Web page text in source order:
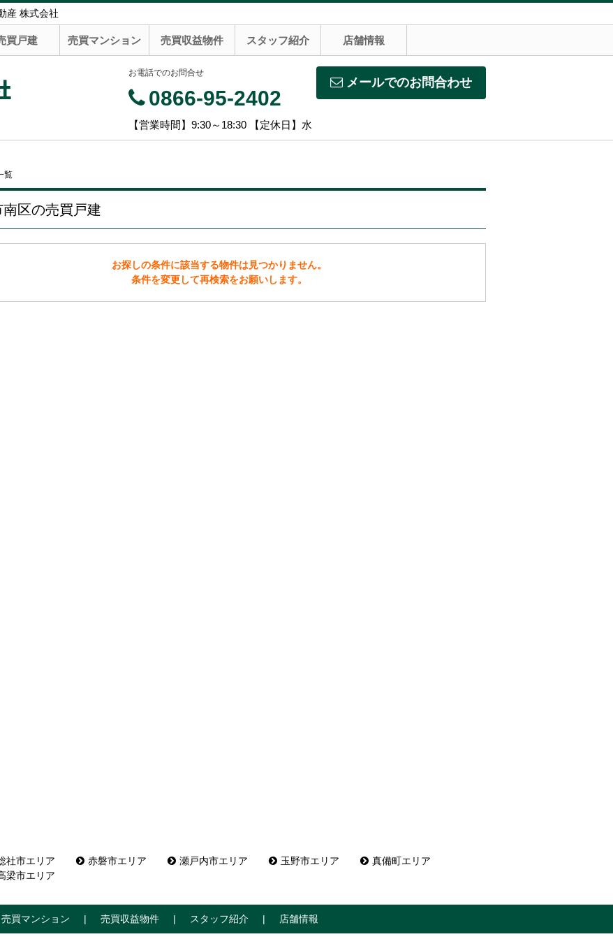
産 株式会社
買戸建 売買マンション 売買収益物件 スタッフ紹介 店舗情報
メールでのお問合わせ
お電話でのお問合せ
0866-95-2402
【営業時間】9:30～18:30 【定休日】水
覧
南区の売買戸建
お探しの条件に該当する物件は見つかりません。
条件を変更して再検索をお願いします。
社市エリア 赤磐市エリア 瀬戸内市エリア 玉野市エリア
真備町エリア
梁市エリア
売買マンション 売買収益物件 スタッフ紹介 店舗情報